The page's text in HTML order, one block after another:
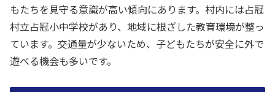
もたちを見守る意識が高い傾向にあります。村内には占冠
村立占冠小中学校があり、地域に根ざした教育環境が整っ
ています。交通量が少ないため、子どもたちが安全に外で
遊べる機会も多いです。